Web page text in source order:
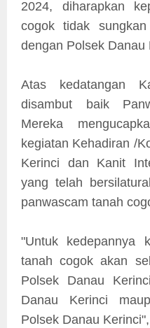
2024, diharapkan
cogok tidak
dengan Polsek Danau
Atas kedatangan
disambut baik
Mereka
kegiatan Kehadiran /
Kerinci dan Kanit
yang telah
panwascam tanah
"Untuk kedepannya
tanah cogok akan
Polsek Danau
Danau Kerinci
Polsek Danau